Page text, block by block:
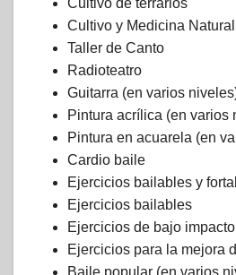
Cultivo y Medicina Natural
Taller de Canto
Radioteatro
Guitarra (en varios
Pintura acrílica (en varios
Pintura en acuarela (en
Cardio baile
Ejercicios bailables y
Ejercicios bailables
Ejercicios de bajo impacto
Ejercicios para la mejora
Baile popular (en varios